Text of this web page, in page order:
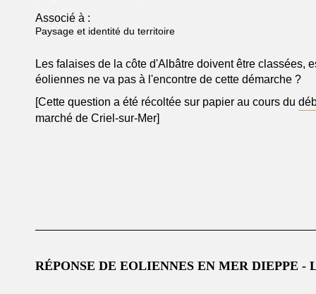
Associé à :
Paysage et identité du territoire
Les falaises de la côte d'Albâtre doivent être classées,
éoliennes ne va pas à l'encontre de cette démarche ?
[Cette question a été récoltée sur papier au cours du
marché de Criel-sur-Mer]
RÉPONSE DE EOLIENNES EN MER DIEPPE